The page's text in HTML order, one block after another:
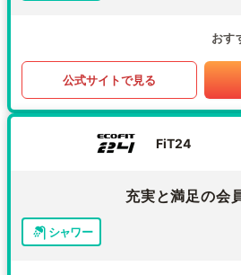
おす
公式サイトで見る
FiT24
充実と満足の会
シャワー